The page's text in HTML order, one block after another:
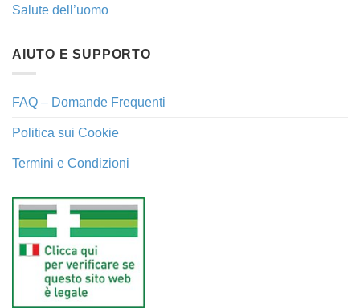
Salute dell’uomo
AIUTO E SUPPORTO
FAQ – Domande Frequenti
Politica sui Cookie
Termini e Condizioni